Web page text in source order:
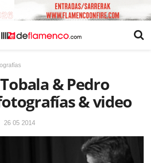
& Pedro
& video
26 05 2014